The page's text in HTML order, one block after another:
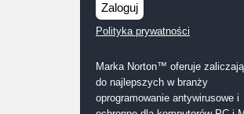
Zaloguj
Polityka prywatności
Marka Norton™ oferuje
do najlepszych w branży
oprogramowanie antywirusowe i